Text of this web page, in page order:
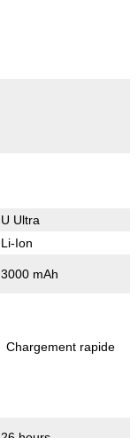
U Ultra
Li-Ion
3000 mAh
Chargement rapide